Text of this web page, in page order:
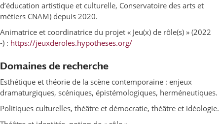
d’éducation artistique et culturelle, Conservatoire des arts et
métiers CNAM) depuis 2020.
Animatrice et coordinatrice du projet « Jeu(x) de rôle(s) » (2022
-) : https://jeuxderoles.hypotheses.org/
Domaines de recherche
Esthétique et théorie de la scène contemporaine : enjeux
dramaturgiques, scéniques, épistémologiques, herméneutiques.
Politiques culturelles, théâtre et démocratie, théâtre et idéologie.